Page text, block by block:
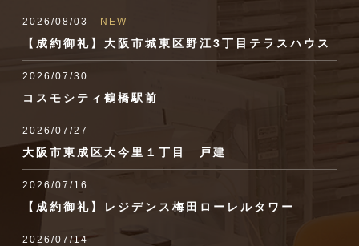
2026/08/03 NEW
【成約御礼】大阪市城東区野江3丁目テラスハウス
2026/07/30
コスモシティ鶴橋駅前
2026/07/27
大阪市東成区大今里１丁目 戸建
2026/07/16
【成約御礼】レジデンス梅田ローレルタワー
2026/07/14